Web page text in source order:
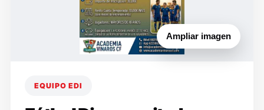
Ampliar imagen
EQUIPO EDI